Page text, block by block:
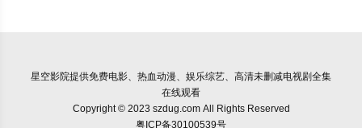
星空影院提供免费电影、热血动漫、娱乐综艺、高清未删减电视剧全集
在线观看
Copyright © 2023 szdug.com All Rights Reserved
粤ICP备30100539号